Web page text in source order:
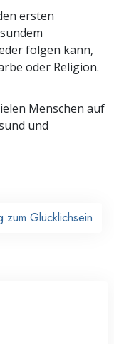
ersten
folgen kann,
oder Religion.
Menschen auf
und
zum Glücklichsein